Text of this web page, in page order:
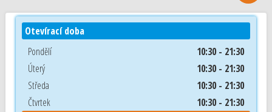
Otevírací doba
Pondělí
10:30 - 21:30
Úterý
10:30 - 21:30
Středa
10:30 - 21:30
Čtvrtek
10:30 - 21:30